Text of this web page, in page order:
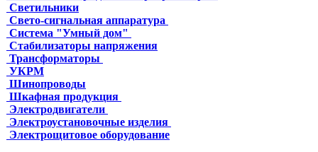
Светильники
Свето-сигнальная аппаратура
Система "Умный дом"
Стабилизаторы напряжения
Трансформаторы
УКРМ
Шинопроводы
Шкафная продукция
Электродвигатели
Электроустановочные изделия
Электрощитовое оборудование